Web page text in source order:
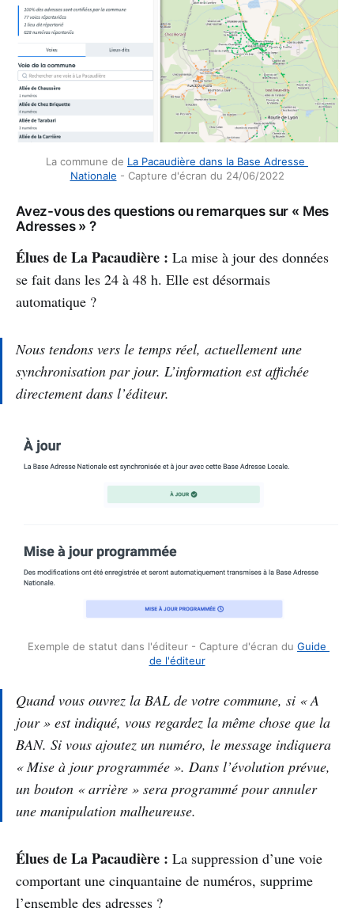
La commune de La Pacaudière dans la Base Adresse
Nationale - Capture d'écran du 24/06/2022
Avez-vous des questions ou remarques sur « Mes
Adresses » ?
Élues de La Pacaudière : La mise à jour des données
se fait dans les 24 à 48 h. Elle est désormais
automatique ?
Nous tendons vers le temps réel, actuellement une
synchronisation par jour. L’information est affichée
directement dans l’éditeur.
Exemple de statut dans l'éditeur - Capture d'écran du Guide
de l'éditeur
Quand vous ouvrez la BAL de votre commune, si « A
jour » est indiqué, vous regardez la même chose que la
BAN. Si vous ajoutez un numéro, le message indiquera
« Mise à jour programmée ». Dans l’évolution prévue,
un bouton « arrière » sera programmé pour annuler
une manipulation malheureuse.
Élues de La Pacaudière : La suppression d’une voie
comportant une cinquantaine de numéros, supprime
l’ensemble des adresses ?